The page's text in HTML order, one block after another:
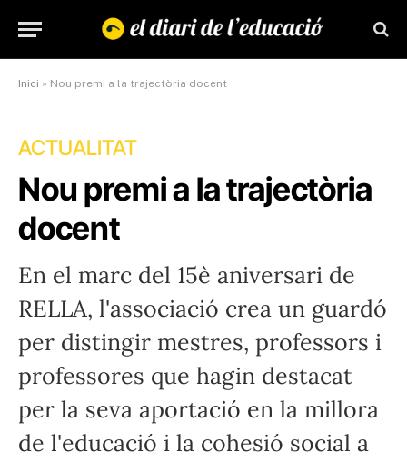
Inici » Nou premi a la trajectòria docent
ACTUALITAT
Nou premi a la trajectòria
docent
En el marc del 15è aniversari de
RELLA, l'associació crea un guardó
per distingir mestres, professors i
professores que hagin destacat
per la seva aportació en la millora
de l'educació i la cohesió social a